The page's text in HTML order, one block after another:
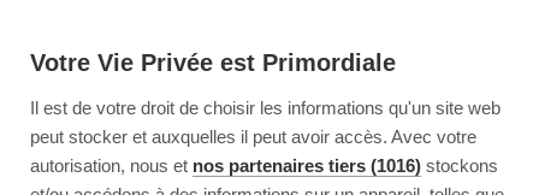
Votre Vie Privée est Primordiale
Il est de votre droit de choisir les informations qu'un site web
peut stocker et auxquelles il peut avoir accès. Avec votre
autorisation, nous et nos partenaires tiers (1016) stockons